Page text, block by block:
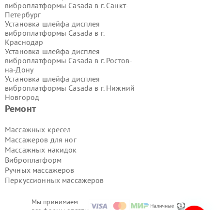
Мы принимаем
Ремонт
Массажных кресел
Массажеров для ног
Массажных накидок
Виброплатформ
Ручных массажеров
Перкуссионных массажеров
виброплатформы Casada в г. Санкт-
Петербург
Установка шлейфа дисплея
виброплатформы Casada в г.
Краснодар
Установка шлейфа дисплея
виброплатформы Casada в г. Ростов-
на-Дону
Установка шлейфа дисплея
виброплатформы Casada в г. Нижний
Новгород
Установка шлейфа дисплея
Новосибирск
Установка шлейфа дисплея
виброплатформы Casada в г.
Екатеринбург
Установка шлейфа дисплея
виброплатформы Casada в г.
Установка шлейфа дисплея
Воронеж
Установка шлейфа дисплея